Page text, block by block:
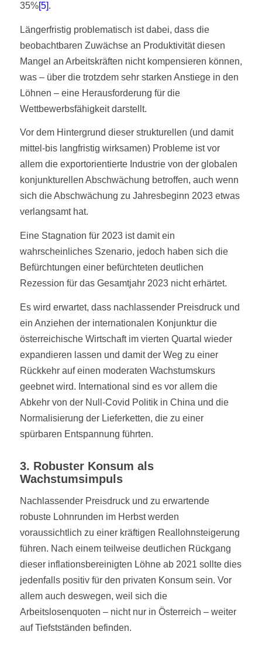
35%[5].
Längerfristig problematisch ist dabei, dass die
beobachtbaren Zuwächse an Produktivität diesen
Mangel an Arbeitskräften nicht kompensieren können,
was – über die trotzdem sehr starken Anstiege in den
Löhnen – eine Herausforderung für die
Wettbewerbsfähigkeit darstellt.
Vor dem Hintergrund dieser strukturellen (und damit
mittel-bis langfristig wirksamen) Probleme ist vor
allem die exportorientierte Industrie von der globalen
konjunkturellen Abschwächung betroffen, auch wenn
sich die Abschwächung zu Jahresbeginn 2023 etwas
verlangsamt hat.
Eine Stagnation für 2023 ist damit ein
wahrscheinliches Szenario, jedoch haben sich die
Befürchtungen einer befürchteten deutlichen
Rezession für das Gesamtjahr 2023 nicht erhärtet.
Es wird erwartet, dass nachlassender Preisdruck und
ein Anziehen der internationalen Konjunktur die
österreichische Wirtschaft im vierten Quartal wieder
expandieren lassen und damit der Weg zu einer
Rückkehr auf einen moderaten Wachstumskurs
geebnet wird. International sind es vor allem die
Abkehr von der Null-Covid Politik in China und die
Normalisierung der Lieferketten, die zu einer
spürbaren Entspannung führten.
3. Robuster Konsum als
Wachstumsimpuls
Nachlassender Preisdruck und zu erwartende
robuste Lohnrunden im Herbst werden
voraussichtlich zu einer kräftigen Reallohnsteigerung
führen. Nach einem teilweise deutlichen Rückgang
dieser inflationsbereinigten Löhne ab 2021 sollte dies
jedenfalls positiv für den privaten Konsum sein. Vor
allem auch deswegen, weil sich die
Arbeitslosenquoten – nicht nur in Österreich – weiter
auf Tiefstständen befinden.